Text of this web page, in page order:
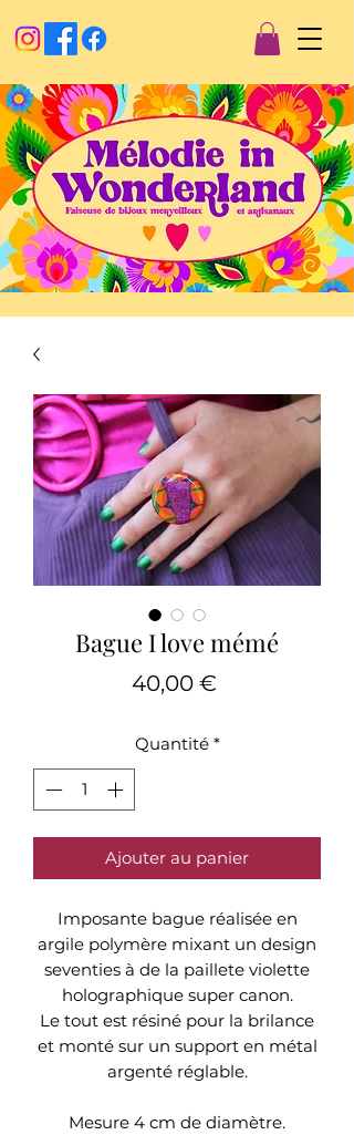
Créations artisanales
Faiseusede bijoux merveilleux
Mélodie in wonderland
Bague I love mémé
40,00 €
Quantité *
Ajouter au panier
Imposante bague réalisée en
argile polymère mixant un design
seventies à de la paillete violette
holographique super canon.
Le tout est résiné pour la brilance
et monté sur un support en métal
argenté réglable.
Mesure 4 cm de diamètre.